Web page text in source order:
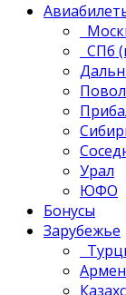
СПб
Урал
ЮФО
Бонусы
Зарубежье